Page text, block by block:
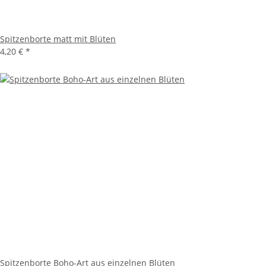
Spitzenborte matt mit Blüten
4,20 € *
Spitzenborte Boho-Art aus einzelnen Blüten